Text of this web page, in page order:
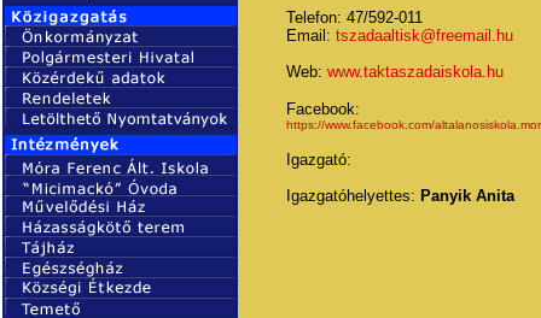
Telefon: 47/592-011
Email: tszadaaltisk@freemail.hu
Web: www.taktaszadaiskola.hu
Facebook:
https://www.facebook.com/
Igazgató:
Igazgatóhelyettes: Panyik Anita